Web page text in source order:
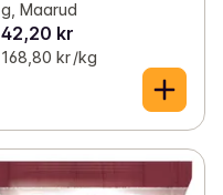
g, Maarud
42,20 kr
168,80 kr /kg